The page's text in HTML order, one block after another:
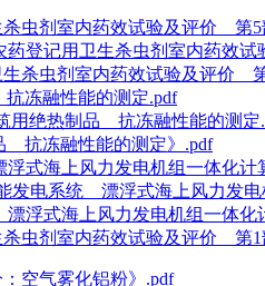
杀虫剂室内药效试验及评价 第
药登记用卫生杀虫剂室内药效
生杀虫剂室内药效试验及评价
冻融性能的测定.pdf
用绝热制品 抗冻融性能的测定
抗冻融性能的测定》.pdf
式海上风力发电机组一体化计
发电系统 漂浮式海上风力发
漂浮式海上风力发电机组一体化
杀虫剂室内药效试验及评价 第
空气雾化铝粉》.pdf